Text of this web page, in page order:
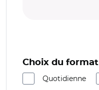
Choix du format
Quotidienne